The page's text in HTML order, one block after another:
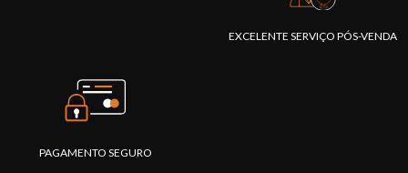
EXCELENTE SERVIÇO PÓS-VENDA
PAGAMENTO SEGURO